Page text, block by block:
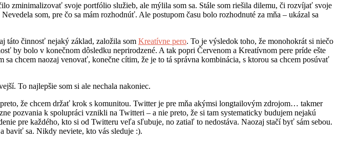
zminimalizovať svoje portfólio služieb, ale mýlila som sa. Stále som riešila dilemu, či rozvíjať svoje
som, pre čo sa mám rozhodnúť. Ale postupom času bolo rozhodnuté za mňa – ukázal sa
táto činnosť nejaký základ, založila som Kreatívne pero. To je výsledok toho, že monohokrát si niečo
by bolo v konečnom dôsledku neprirodzené. A tak popri Červenom a Kreatívnom pere príde ešte
chcem naozaj venovať, konečne cítim, že je to tá správna kombinácia, s ktorou sa chcem posúvať
To najlepšie som si ale nechala nakoniec.
že chcem držať krok s komunitou. Twitter je pre mňa akýmsi longtailovým zdrojom… takmer
pozvania k spolupráci vznikli na Twitteri – a nie preto, že si tam systematicky budujem nejakú
pre každého, kto si od Twitteru veľa sľubuje, no zatiaľ to nedostáva. Naozaj stačí byť sám sebou.
sa. Nikdy neviete, kto vás sleduje :).